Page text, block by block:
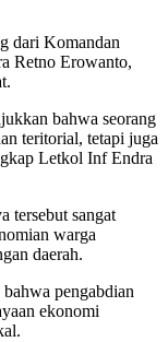
dari Komandan
Retno Erowanto,
bahwa seorang
teritorial, tetapi juga
Letkol Inf Endra
tersebut sangat
warga
daerah.
pengabdian
ekonomi